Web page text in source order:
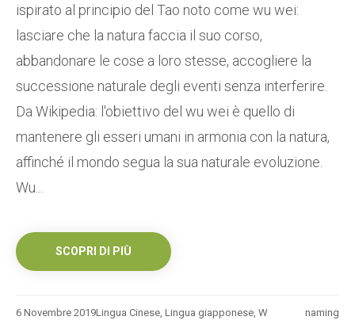
ispirato al principio del Tao noto come wu wei:
lasciare che la natura faccia il suo corso,
abbandonare le cose a loro stesse, accogliere la
successione naturale degli eventi senza interferire.
Da Wikipedia: l'obiettivo del wu wei è quello di
mantenere gli esseri umani in armonia con la natura,
affinché il mondo segua la sua naturale evoluzione.
Wu...
SCOPRI DI PIÙ
6 Novembre 2019 naming
Lingua Cinese Lingua giapponese W